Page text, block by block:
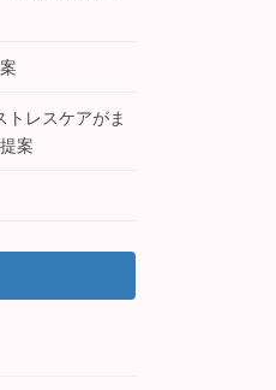
トレスケアがま
案